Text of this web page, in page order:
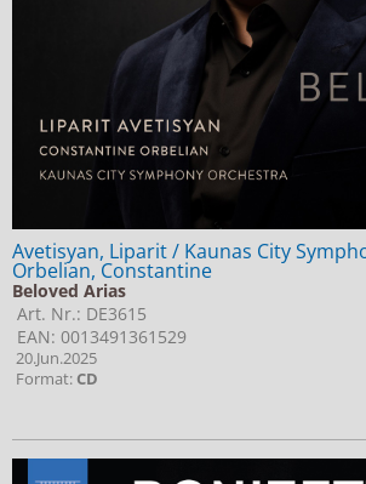
Avetisyan, Liparit / Kaunas City
Orbelian, Constantine
Beloved Arias
Art. Nr.: DE3615
EAN: 0013491361529
20.Jun.2025
Format:CD